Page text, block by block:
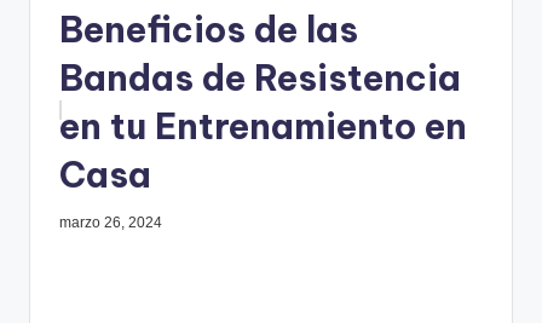
Beneficios de las
Bandas de Resistencia
en tu Entrenamiento en
Casa
marzo 26, 2024